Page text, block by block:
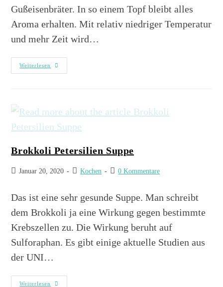
Gußeisenbräter. In so einem Topf bleibt alles
Aroma erhalten. Mit relativ niedriger Temperatur
und mehr Zeit wird…
Weiterlesen
Brokkoli Petersilien Suppe
Januar 20, 2020 Kochen 0 Kommentare
Das ist eine sehr gesunde Suppe. Man schreibt
dem Brokkoli ja eine Wirkung gegen bestimmte
Krebszellen zu. Die Wirkung beruht auf
Sulforaphan. Es gibt einige aktuelle Studien aus
der UNI…
Weiterlesen